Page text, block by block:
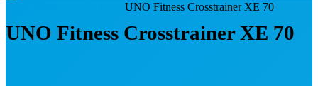
UNO Fitness Crosstrainer XE 70
UNO Fitness Crosstrainer XE 70